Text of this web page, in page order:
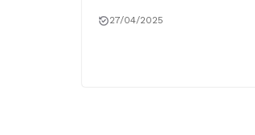
27/04/2025